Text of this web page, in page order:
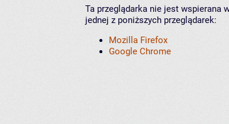
Ta przeglądarka nie jest wspierana
jednej z poniższych przeglądarek:
Mozilla Firefox
Google Chrome